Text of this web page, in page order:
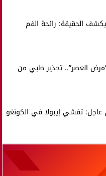
الحقيقة: رائحة الفم
العصر”.. تحذير طبي من
عاجل: تفشي إيبولا في الكونغو